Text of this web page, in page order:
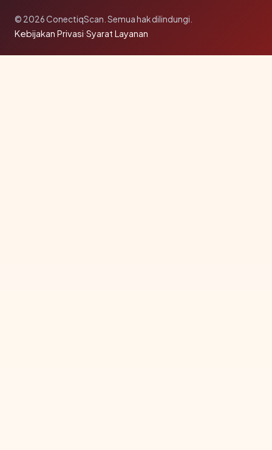
© 2026 ConectiqScan. Semua hak dilindungi.
Kebijakan Privasi·Syarat Layanan